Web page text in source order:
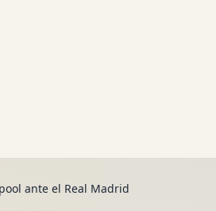
ante el Real Madrid